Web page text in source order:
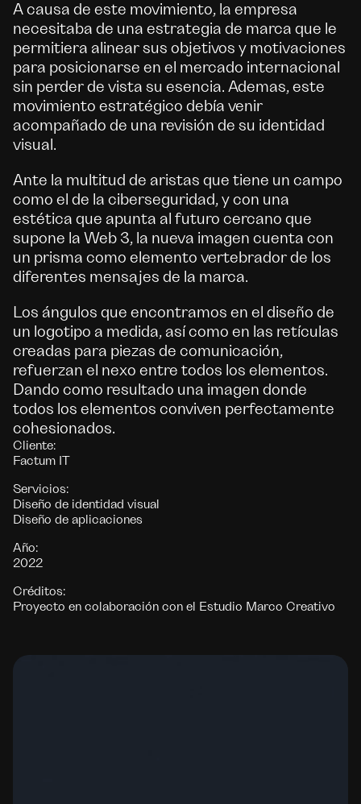
Cliente:
Factum IT
Servicios:
Diseño de identidad visual
Diseño de aplicaciones
Año:
2022
Créditos:
Proyecto en colaboración con el Estudio Marco Creativo
A causa de este movimiento, la empresa
necesitaba de una estrategia de marca que le
permitiera alinear sus objetivos y motivaciones
para posicionarse en el mercado internacional
sin perder de vista su esencia. Ademas, este
movimiento estratégico debía venir
acompañado de una revisión de su identidad
visual.
Ante la multitud de aristas que tiene un campo
como el de la ciberseguridad, y con una
estética que apunta al futuro cercano que
supone la Web 3, la nueva imagen cuenta con
un prisma como elemento vertebrador de los
diferentes mensajes de la marca.
Los ángulos que encontramos en el diseño de
un logotipo a medida, así como en las retículas
creadas para piezas de comunicación,
refuerzan el nexo entre todos los elementos.
Dando como resultado una imagen donde
todos los elementos conviven perfectamente
cohesionados.
Reproductor